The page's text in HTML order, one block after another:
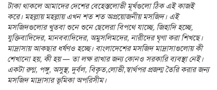
টাকা থাকলে আমাদের দেশের বেহেস্তলোভী মূর্খগুলো ঠিক এই কাজই
করে। মহল্লায় মহল্লায় এখন শত শত অপ্রয়োজনীয় মসজিদ। এই
মসজিদগুলোর খুতবা শুনে শুনে ছেলেরা বিপথে যাচ্ছে, জিহাদি হচ্ছে,
যুক্তিবাদিদের, মানববাদিদের, অমুসলিমদের, নারীদের ঘৃণা করা শিখছে।
মাদ্রাসায় আকছার ধর্ষণও হচ্ছে। বাংলাদেশের মসজিদ মাদ্রাসাগুলোয় কী
শেখানো হয়, কী হয় — তা লক্ষ রাখার জন্য কোনও সরকারি ব্যবস্থা নেই।
একটা রুগ্ন, পঙ্গু, অসুস্থ, দুর্বল, বিকৃত,লোভী,স্বার্থপর প্রজন্ম তৈরি করার জন্য
মসজিদ মাদ্রাসার ভূমিকা অপরিসীম।